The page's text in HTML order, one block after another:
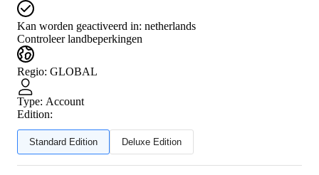
Kan worden geactiveerd in: netherlands
Controleer landbeperkingen
Regio: GLOBAL
Type: Account
Edition:
Standard Edition Deluxe Edition